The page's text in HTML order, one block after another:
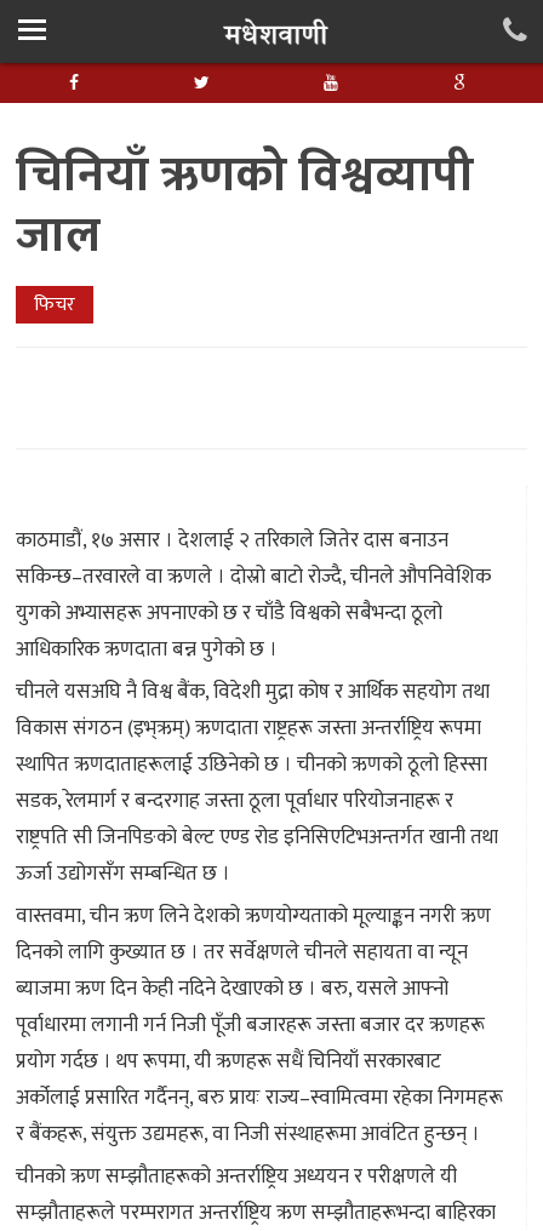
चिनियाँ ऋणको विश्वव्यापी
जाल
फिचर
काठमाडौं, १७ असार । देशलाई २ तरिकाले जितेर दास बनाउन
सकिन्छ–तरवारले वा ऋणले । दोस्रो बाटो रोज्दै, चीनले औपनिवेशिक
युगको अभ्यासहरू अपनाएको छ र चाँडै विश्वको सबैभन्दा ठूलो
आधिकारिक ऋणदाता बन्न पुगेको छ ।
चीनले यसअघि नै विश्व बैंक, विदेशी मुद्रा कोष र आर्थिक सहयोग तथा
विकास संगठन (इभ्ऋम्) ऋणदाता राष्ट्रहरू जस्ता अन्तर्राष्ट्रिय रूपमा
स्थापित ऋणदाताहरूलाई उछिनेको छ । चीनको ऋणको ठूलो हिस्सा
सडक, रेलमार्ग र बन्दरगाह जस्ता ठूला पूर्वाधार परियोजनाहरू र
राष्ट्रपति सी जिनपिङको बेल्ट एण्ड रोड इनिसिएटिभअन्तर्गत खानी तथा
ऊर्जा उद्योगसँग सम्बन्धित छ ।
वास्तवमा, चीन ऋण लिने देशको ऋणयोग्यताको मूल्याङ्कन नगरी ऋण
दिनको लागि कुख्यात छ । तर सर्वेक्षणले चीनले सहायता वा न्यून
ब्याजमा ऋण दिन केही नदिने देखाएको छ । बरु, यसले आफ्नो
पूर्वाधारमा लगानी गर्न निजी पूँजी बजारहरू जस्ता बजार दर ऋणहरू
प्रयोग गर्दछ । थप रूपमा, यी ऋणहरू सधैं चिनियाँ सरकारबाट
अर्कोलाई प्रसारित गर्दैनन्, बरु प्रायः राज्य–स्वामित्वमा रहेका निगमहरू
र बैंकहरू, संयुक्त उद्यमहरू, वा निजी संस्थाहरूमा आवंटित हुन्छन् ।
चीनको ऋण सम्झौताहरूको अन्तर्राष्ट्रिय अध्ययन र परीक्षणले यी
सम्झौताहरूले परम्परागत अन्तर्राष्ट्रिय ऋण सम्झौताहरूभन्दा बाहिरका